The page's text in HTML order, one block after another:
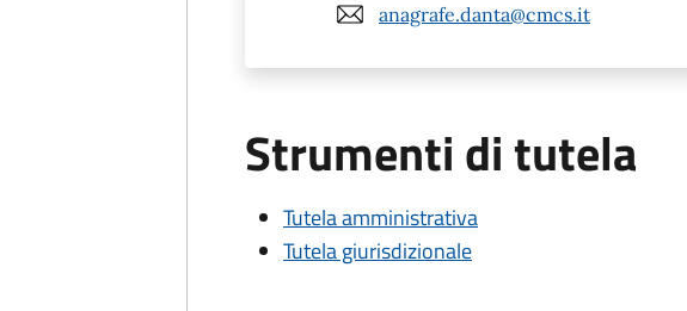
anagrafe.danta@cmcs.it
Strumenti di tutela
Tutela amministrativa
Tutela giurisdizionale